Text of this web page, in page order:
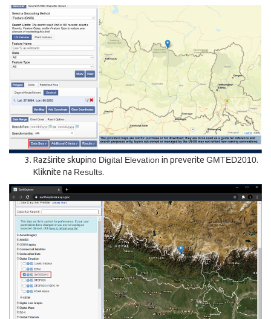
Razširite skupino Digital Elevation in preverite GMTED2010.
Kliknite na Results.